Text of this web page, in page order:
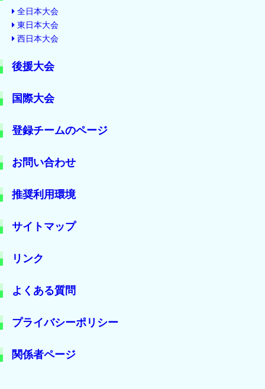
全日本大会
東日本大会
西日本大会
後援大会
国際大会
登録チームのページ
お問い合わせ
推奨利用環境
サイトマップ
リンク
よくある質問
プライバシーポリシー
関係者ページ